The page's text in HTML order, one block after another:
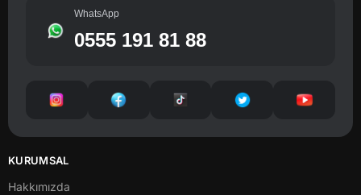
WhatsApp
0555 191 81 88
KURUMSAL
Hakkımızda